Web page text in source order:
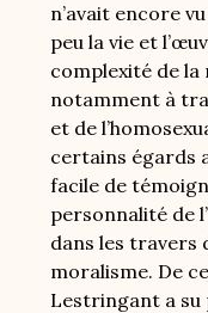
n’avait encore
peu la vie et
complexité de la
notamment à
et de
certains égards
facile de
personnalité de
dans les travers
moralisme. De
Lestringant a